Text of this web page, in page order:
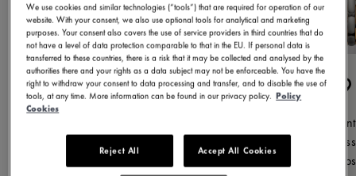
1975
orologio. Fin dall'inizio il nostro
We use cookies and similar technologies (“tools”) that are required for operation of our
website. With your consent, we also use optional tools for analytical and marketing
purposes. Your consent also covers the use of service providers in third countries that do
not have a level of data protection comparable to that in the EU. If personal data is
transferred to these countries, there is a risk that it may be collected and analysed by the
authorities there and your rights as a data subject may not be enforceable. You have the
right to withdraw your consent to data processing and transfer, and to disable the use of
tools, at any time. More information can be found in our privacy policy. Policy
Cookies
Reject All Accept All Cookies